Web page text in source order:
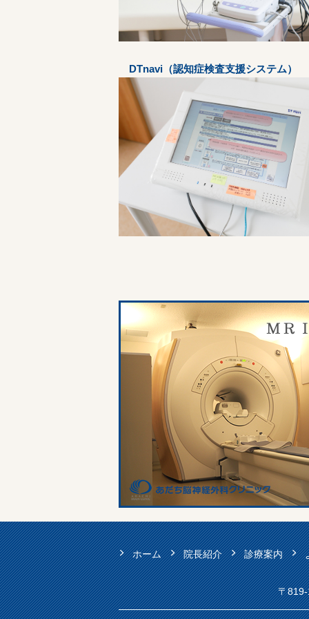
DTnavi（認知症検査支援システム）
ホーム 院長紹介 診療案内
〒